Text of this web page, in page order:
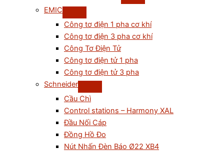
EMIC
Công tơ điện 1 pha cơ khí
Công tơ điện 3 pha cơ khí
Công Tơ Điện Tử
Công tơ điện tử 1 pha
Công tơ điện tử 3 pha
Schneider
Cầu Chì
Control stations – Harmony XAL
Đầu Nối Cáp
Đồng Hồ Đo
Nút Nhấn Đèn Báo Ø22 XB4